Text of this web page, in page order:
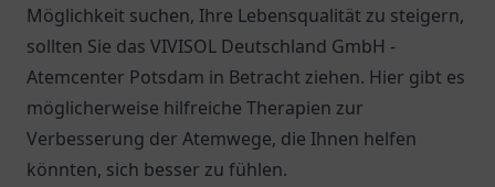
Möglichkeit suchen, Ihre Lebensqualität zu steigern,
sollten Sie das VIVISOL Deutschland GmbH -
Atemcenter Potsdam in Betracht ziehen. Hier gibt es
möglicherweise hilfreiche Therapien zur
Verbesserung der Atemwege, die Ihnen helfen
könnten, sich besser zu fühlen.